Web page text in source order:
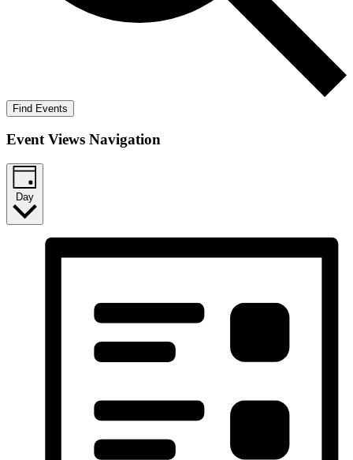
Find Events
Event Views Navigation
Day